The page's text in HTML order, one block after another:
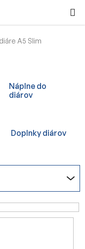
KOŠÍK
A5 Slim
Náplne do
diárov
Doplnky diárov